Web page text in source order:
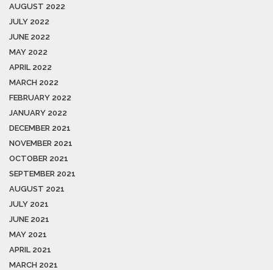
AUGUST 2022
JULY 2022
JUNE 2022
MAY 2022
APRIL 2022
MARCH 2022
FEBRUARY 2022
JANUARY 2022
DECEMBER 2021
NOVEMBER 2021
OCTOBER 2021
SEPTEMBER 2021
AUGUST 2021
JULY 2021
JUNE 2021
MAY 2021
APRIL 2021
MARCH 2021